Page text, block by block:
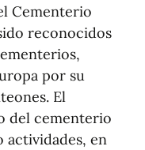
Cementerio
reconocidos
por su
El
del cementerio
actividades, en